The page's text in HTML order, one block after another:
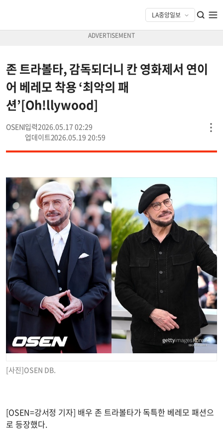
존 트라볼타, 감독되더니 칸 영화제서 연이
어 베레모 착용 ‘최악의 패
션’[Oh!llywood]
OSEN
2026.05.17 02:29
2026.05.19 20:59
[사진]OSEN DB.
[OSEN=강서정 기자] 배우 존 트라볼타가 독특한 베레모 패션으
로 등장했다.